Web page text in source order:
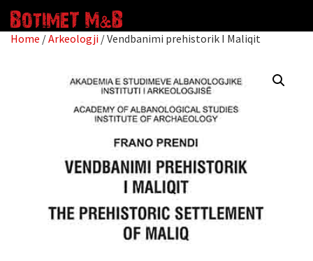
Home /Arkeologji / Vendbanimi prehistorik I Maliqit